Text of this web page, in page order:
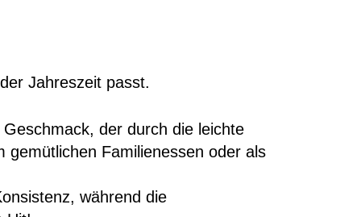
Jahreszeit passt.
der durch die leichte
Familienessen oder als
während die